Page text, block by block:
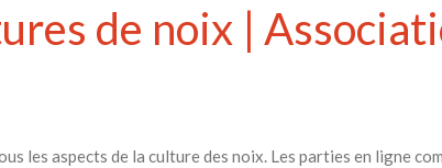
de noix |
les aspects de la culture des noix. Les parties en ligne